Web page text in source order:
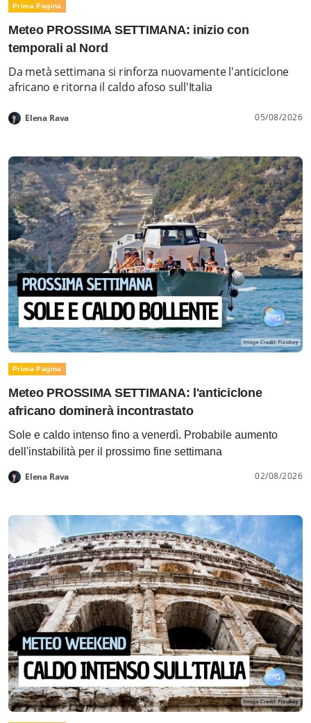
Prima Pagina
Meteo PROSSIMA SETTIMANA: inizio con
temporali al Nord
Da metà settimana si rinforza nuovamente l'anticiclone
africano e ritorna il caldo afoso sull'Italia
Elena Rava 05/08/2026
Prima Pagina
Meteo PROSSIMA SETTIMANA: l'anticiclone
africano dominerà incontrastato
Sole e caldo intenso fino a venerdì. Probabile aumento
dell'instabilità per il prossimo fine settimana
Elena Rava 02/08/2026